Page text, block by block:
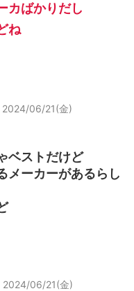
カばかりだし
ね
2024/06/21(金)
ベストだけど
メーカーがあるらし
2024/06/21(金)